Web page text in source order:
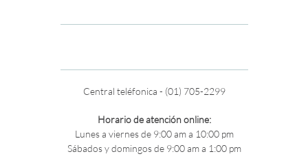
Central teléfonica - (01) 705-2299
Horario de atención online:
Lunes a viernes de 9:00 am a 10:00 pm
Sábados y domingos de 9:00 am a 1:00 pm